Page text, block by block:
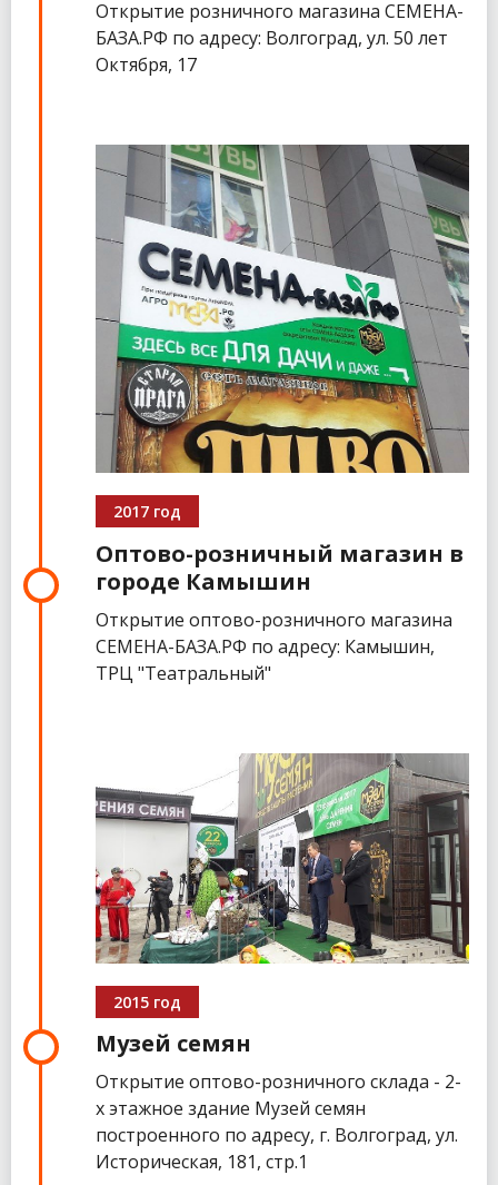
Открытие розничного магазина СЕМЕНА-
БАЗА.РФ по адресу: Волгоград, ул. 50 лет
Октября, 17
2017 год
Оптово-розничный магазин в
городе Камышин
Открытие оптово-розничного магазина
СЕМЕНА-БАЗА.РФ по адресу: Камышин,
ТРЦ "Театральный"
2015 год
Музей семян
Открытие оптово-розничного склада - 2-
х этажное здание Музей семян
построенного по адресу, г. Волгоград, ул.
Историческая, 181, стр.1